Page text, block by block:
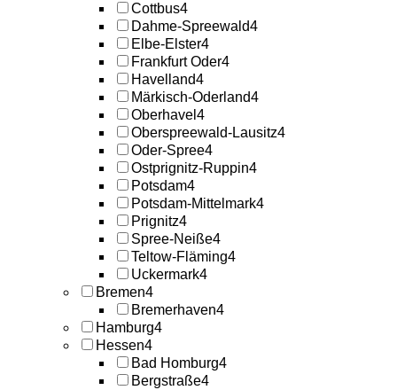
Cottbus4
Dahme-Spreewald4
Elbe-Elster4
Frankfurt Oder4
Havelland4
Märkisch-Oderland4
Oberhavel 4
Oberspreewald-Lausitz4
Oder-Spree4
Ostprignitz-Ruppin4
Potsdam4
Potsdam-Mittelmark4
Prignitz4
Spree-Neiße4
Teltow-Fläming4
Uckermark4
Bremen4
Bremerhaven4
Hamburg4
Hessen4
Bad Homburg4
Bergstraße4